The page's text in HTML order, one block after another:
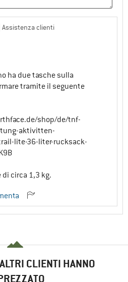
| Assistenza clienti
ha due tasche sulla
tramite il seguente
shop/de/tnf-
aktivitten-
lite-36-liter-rucksack-
di circa 1,3 kg.
CLIENTI HANNO